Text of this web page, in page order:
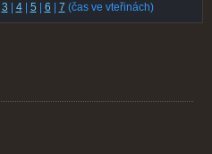
3 4| 5 6 7 (čas ve vteřinách)